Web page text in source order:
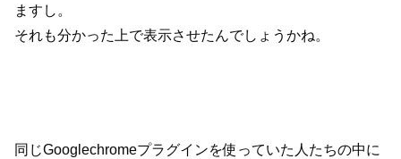
ますし。
それも分かった上で表示させたんでしょうかね。
同じGooglechromeプラグインを使っていた人たちの中に